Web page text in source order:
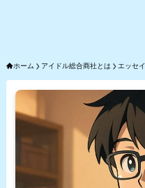
ホーム アイドル総合商社とは エッセイ